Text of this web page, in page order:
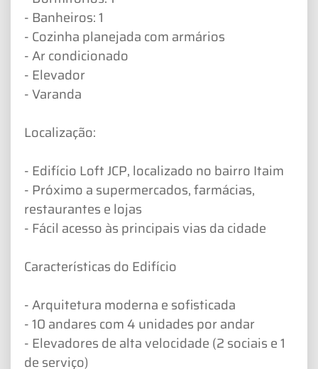
- Banheiros: 1
- Cozinha planejada com armários
- Ar condicionado
- Elevador
- Varanda
Localização:
- Edifício Loft JCP, localizado no bairro Itaim
- Próximo a supermercados, farmácias,
restaurantes e lojas
- Fácil acesso às principais vias da cidade
Características do Edifício
- Arquitetura moderna e sofisticada
- 10 andares com 4 unidades por andar
- Elevadores de alta velocidade (2 sociais e 1
de serviço)